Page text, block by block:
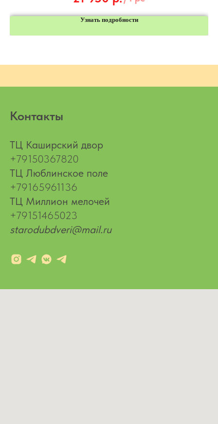
Узнать подробности
Контакты
ТЦ Каширский двор
+79150367820
ТЦ Люблинское поле
+79165961136
ТЦ Миллион мелочей
+79151465023
starodubdveri@mail.ru